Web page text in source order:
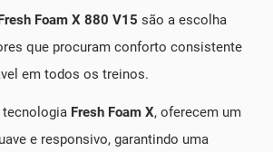
Foam X 880 V15 são a escolha
que procuram conforto consistente
em todos os treinos.
tecnologia Fresh Foam X, oferecem um
e responsivo, garantindo uma